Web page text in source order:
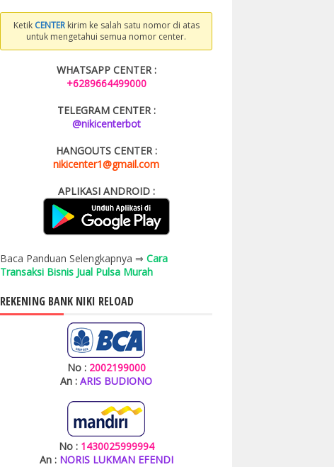
Ketik CENTERkirim ke salah satu nomor di atas
untuk mengetahui semua nomor center.
WHATSAPP CENTER :
+6289664499000
TELEGRAM CENTER :
@nikicenterbot
HANGOUTS CENTER :
nikicenter1@gmail.com
APLIKASI ANDROID :
Baca Panduan Selengkapnya ⇒ Cara
Transaksi Bisnis Jual Pulsa Murah
REKENING BANK NIKI RELOAD
No : 2002199000
An : ARIS BUDIONO
No : 1430025999994
An : NORIS LUKMAN EFENDI